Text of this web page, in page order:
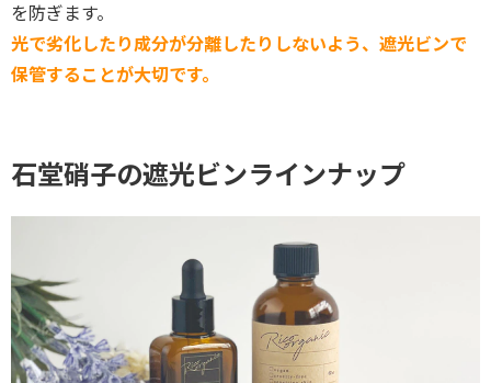
を防ぎます。
光で劣化したり成分が分離したりしないよう、遮光ビンで
保管することが大切です。
石堂硝子の遮光ビンラインナップ